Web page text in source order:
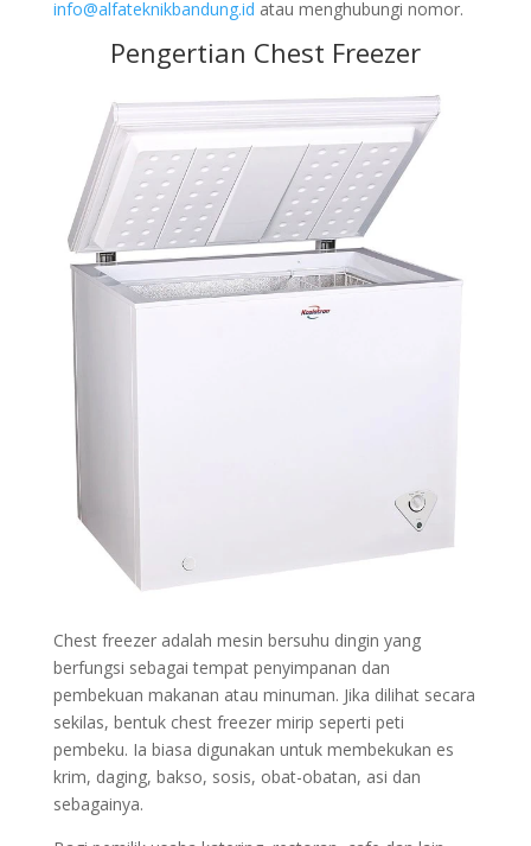
info@alfateknikbandung.id atau menghubungi nomor.
Pengertian Chest Freezer
Chest freezer adalah mesin bersuhu dingin yang
berfungsi sebagai tempat penyimpanan dan
pembekuan makanan atau minuman. Jika dilihat secara
sekilas, bentuk chest freezer mirip seperti peti
pembeku. Ia biasa digunakan untuk membekukan es
krim, daging, bakso, sosis, obat-obatan, asi dan
sebagainya.